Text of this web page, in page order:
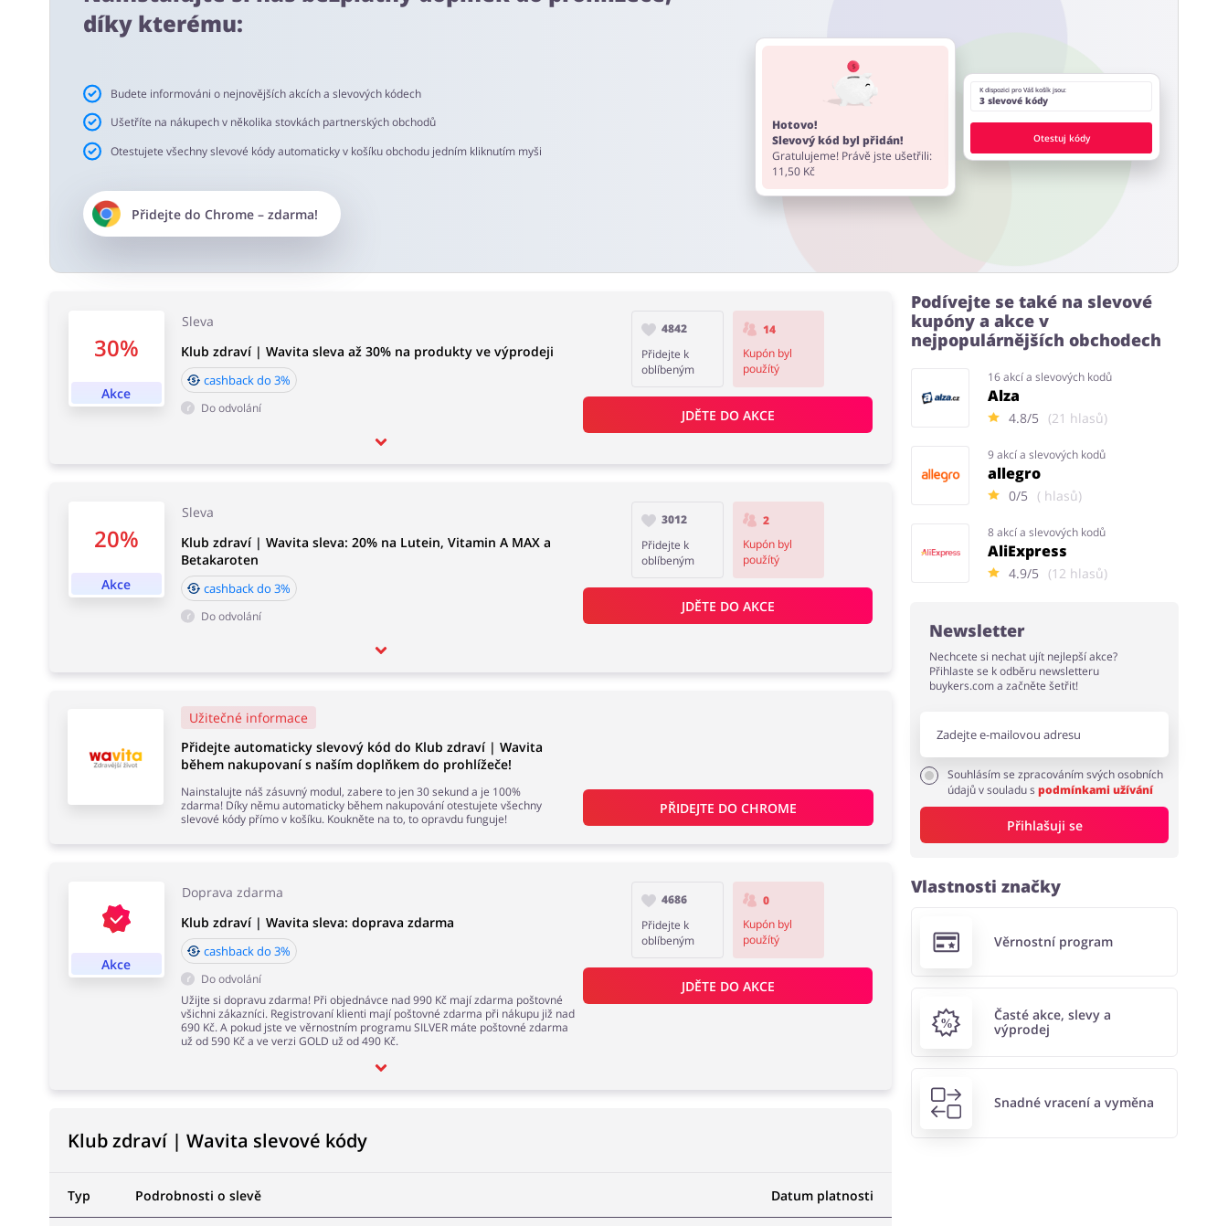
Doporučujeme používání doplňku do prohlížeče buykers.cz. Pamatujte, aby před nákupem vypnout AdBlock a nepoužívat jiné stránky a rozšíření do prohlížeče, které nabízí
slevové kódy a cashback.
Doba akceptace cashbacku:
Průměrná doba akceptace Cashback w Klub zdraví | Wavita je od 60 do 90 dní.
díky kterému:
Budete informováni o nejnovějších akcích a slevových kódech
Ušetříte na nákupech v několika stovkách partnerských obchodů
Otestujete všechny slevové kódy automaticky v košíku obchodu jedním kliknutím myši
Přidejte do Chrome– zdarma!
Hotovo!
Slevový kód byl přidán!
Gratulujeme! Právě jste ušetřili:
11,50 Kč
K dispozici pro Váš košík jsou:
3 slevové kódy
Otestuj kódy
30%
Akce
Sleva
Klub zdraví | Wavita sleva až 30% na produkty ve výprodeji
cashback do 3%
Do odvolání
4842
Přidejte k
oblíbeným
14
Kupón byl
použítý
JDĚTE DO AKCE
20%
Akce
Sleva
Klub zdraví | Wavita sleva: 20% na Lutein, Vitamin A MAX a
Betakaroten
cashback do 3%
Do odvolání
3012
Přidejte k
oblíbeným
2
Kupón byl
použítý
JDĚTE DO AKCE
Akce
Doprava zdarma
Klub zdraví | Wavita sleva: doprava zdarma
cashback do 3%
Užijte si dopravu zdarma! Při objednávce nad 990 Kč mají zdarma poštovné
všichni zákazníci. Registrovaní klienti mají poštovné zdarma při nákupu již nad
690 Kč. A pokud jste ve věrnostním programu SILVER máte poštovné zdarma
už od 590 Kč a ve verzi GOLD už od 490 Kč.
Do odvolání
4686
Přidejte k
oblíbeným
0
Kupón byl
použítý
JDĚTE DO AKCE
Užitečné informace
Přidejte automaticky slevový kód do Klub zdraví | Wavita
během nakupovaní s naším doplňkem do prohlížeče!
Nainstalujte náš zásuvný modul, zabere to jen 30 sekund a je 100%
zdarma! Díky němu automaticky během nakupování otestujete všechny
slevové kódy přímo v košíku. Koukněte na to, to opravdu funguje!
PŘIDEJTE DO CHROME
Klub zdraví | Wavita slevové kódy
Typ Podrobnosti o slevě Datum platnosti
Podívejte se také na slevové
kupóny a akce v
nejpopulárnějších obchodech
16 akcí a slevových kodů
Alza
4.8/5 (21 hlasů)
9 akcí a slevových kodů
allegro
0/5 ( hlasů)
8 akcí a slevových kodů
AliExpress
4.9/5 (12 hlasů)
Newsletter
Nechcete si nechat ujít nejlepší akce?
Přihlaste se k odběru newsletteru
buykers.com a začněte šetřit!
Souhlásím se zpracováním svých osobních
údajů v souladu spodmínkami užívání
Přihlašuji se
Vlastnosti značky
Věrnostní program
Časté akce, slevy a
výprodej
Snadné vracení a vyměna